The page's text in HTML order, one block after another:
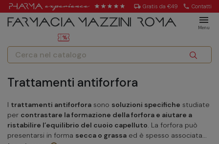
local_shipping Gratis da €49 call Contatti
menu
Menu
Trattamenti antiforfora
I trattamenti antiforfora sono soluzioni specifiche studiate
per contrastare la formazione della forfora e aiutare a
ristabilire l’equilibrio del cuoio capelluto. La forfora può
presentarsi in forma secca o grassa ed è spesso associata...